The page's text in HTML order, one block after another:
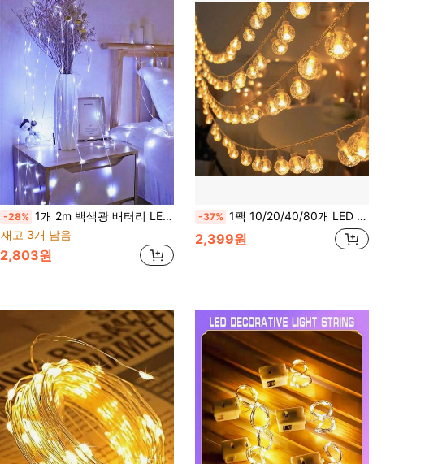
-28% 1개 2m 백색광 배터리 LED 스트링 라이트 (배터리 박스 포함) – 가정 장식 실내 장식 조명, 프러포즈, 결혼식, 파티, 생일, 침실 장식, 방 장식, 야간 조명, 요정 조명을 위한 로맨틱한 분위기.
재고 3개 남음
2,803원
-37% 1팩 10/20/40/80개 LED 크리스탈 볼 스트링 라이트 배터리 구동 실내 페어리 라이트 방수 구형 펜던트 라이트 침실, 정원, 나무, 캠핑, 웨딩 파티 장식용
2,399원